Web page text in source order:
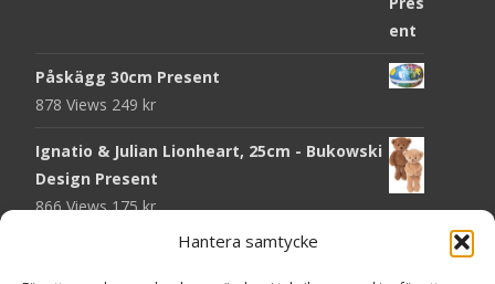
Hantera samtycke
Påskägg 30cm Present
878 Views 249 kr
Ignatio & Julian Lionheart, 25cm - Bukowski
Design Present
866 Views175kr
Chokladmynt Påskmotiv Present